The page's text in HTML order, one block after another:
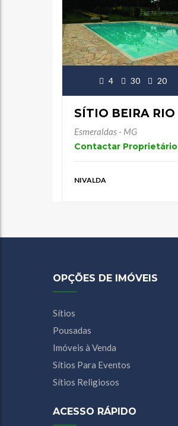
4 30 20
SÍTIO BEIRA RIO
Esmeraldas - MG
Contactar Proprietário
NIVALDA
OPÇÕES DE IMÓVEIS
Sítios
Pousadas
Imóveis à Venda
Sítios Para Eventos
Sítios Religiosos
ACESSO RÁPIDO